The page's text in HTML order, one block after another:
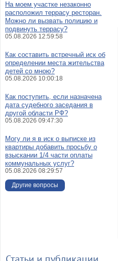
На моем участке незаконно
расположил террасу ресторан.
Можно ли вызвать полицию и
подвинуть террасу?
05.08.2026 12:59:58
Как составить встречный иск об
определении места жительства
детей со мною?
05.08.2026 10:00:18
Как поступить, если назначена
дата судебного заседания в
другой области РФ?
05.08.2026 09:47:30
Могу ли я в иск о выписке из
квартиры добавить просьбу о
взыскании 1/4 части оплаты
коммунальных услуг?
05.08.2026 08:29:57
Другие вопросы